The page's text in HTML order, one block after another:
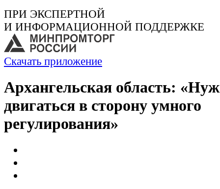
ПРИ ЭКСПЕРТНОЙ
И ИНФОРМАЦИОННОЙ ПОДДЕРЖКЕ
Скачать приложение
Архангельская область:
двигаться в сторону умного
регулирования»